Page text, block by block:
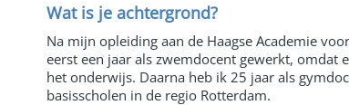
Wat is je achtergrond?
Na mijn opleiding aan de Haagse Academie
eerst een jaar als zwemdocent gewerkt, omdat
het onderwijs. Daarna heb ik 25 jaar als
basisscholen in de regio Rotterdam.